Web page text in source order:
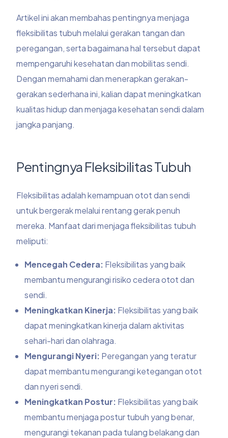
Artikel ini akan membahas pentingnya menjaga
fleksibilitas tubuh melalui gerakan tangan dan
peregangan, serta bagaimana hal tersebut dapat
mempengaruhi kesehatan dan mobilitas sendi.
Dengan memahami dan menerapkan gerakan-
gerakan sederhana ini, kalian dapat meningkatkan
kualitas hidup dan menjaga kesehatan sendi dalam
jangka panjang.
Pentingnya Fleksibilitas Tubuh
Fleksibilitas adalah kemampuan otot dan sendi
untuk bergerak melalui rentang gerak penuh
mereka. Manfaat dari menjaga fleksibilitas tubuh
meliputi:
Mencegah Cedera: Fleksibilitas yang baik
membantu mengurangi risiko cedera otot dan
sendi.
Meningkatkan Kinerja: Fleksibilitas yang baik
dapat meningkatkan kinerja dalam aktivitas
sehari-hari dan olahraga.
Mengurangi Nyeri: Peregangan yang teratur
dapat membantu mengurangi ketegangan otot
dan nyeri sendi.
Meningkatkan Postur: Fleksibilitas yang baik
membantu menjaga postur tubuh yang benar,
mengurangi tekanan pada tulang belakang dan